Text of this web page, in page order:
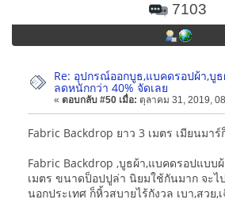
7103
Re: อุปกรณ์ออกบูธ,แบคดรอปผ้า,บูธ
ลดหนักกว่า 40% จัดเลย
« ตอบกลับ #50 เมื่อ: ตุลาคม 31, 2019,
Fabric Backdrop ยาว 3 เมตร เมียนมาร์
Fabric Backdrop ,บูธผ้า,แบคดรอปแบบ
เมตร ขนาดป็อปปูล่า นิยมใช้กันมาก จะไ
นอกประเทศ ก็หิ้วสบายไร้กังวล เบา,สวย,